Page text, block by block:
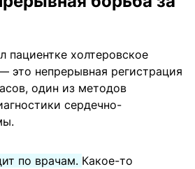
пациентке холтеровское
это непрерывная регистрация
один из методов
сердечно-
по врачам. Какое-то